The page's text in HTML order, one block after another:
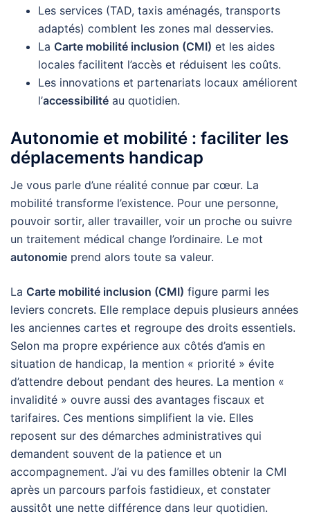
Les services (TAD, taxis aménagés, transports
adaptés) comblent les zones mal desservies.
La Carte mobilité inclusion (CMI) et les aides
locales facilitent l’accès et réduisent les coûts.
Les innovations et partenariats locaux améliorent
l’accessibilité au quotidien.
Autonomie et mobilité : faciliter les
déplacements handicap
Je vous parle d’une réalité connue par cœur. La
mobilité transforme l’existence. Pour une personne,
pouvoir sortir, aller travailler, voir un proche ou suivre
un traitement médical change l’ordinaire. Le mot
autonomie prend alors toute sa valeur.
La Carte mobilité inclusion (CMI) figure parmi les
leviers concrets. Elle remplace depuis plusieurs années
les anciennes cartes et regroupe des droits essentiels.
Selon ma propre expérience aux côtés d’amis en
situation de handicap, la mention « priorité » évite
d’attendre debout pendant des heures. La mention «
invalidité » ouvre aussi des avantages fiscaux et
tarifaires. Ces mentions simplifient la vie. Elles
reposent sur des démarches administratives qui
demandent souvent de la patience et un
accompagnement. J’ai vu des familles obtenir la CMI
après un parcours parfois fastidieux, et constater
aussitôt une nette différence dans leur quotidien.